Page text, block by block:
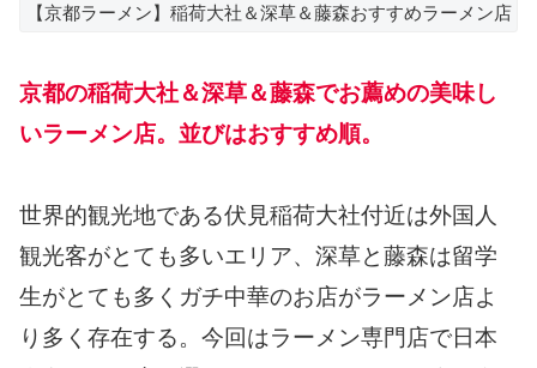
【京都ラーメン】稲荷大社＆深草＆藤森おすすめラーメン店
京都の稲荷大社＆深草＆藤森でお薦めの美味し
いラーメン店。並びはおすすめ順。
世界的観光地である伏見稲荷大社付近は外国人
観光客がとても多いエリア、深草と藤森は留学
生がとても多くガチ中華のお店がラーメン店よ
り多く存在する。今回はラーメン専門店で日本